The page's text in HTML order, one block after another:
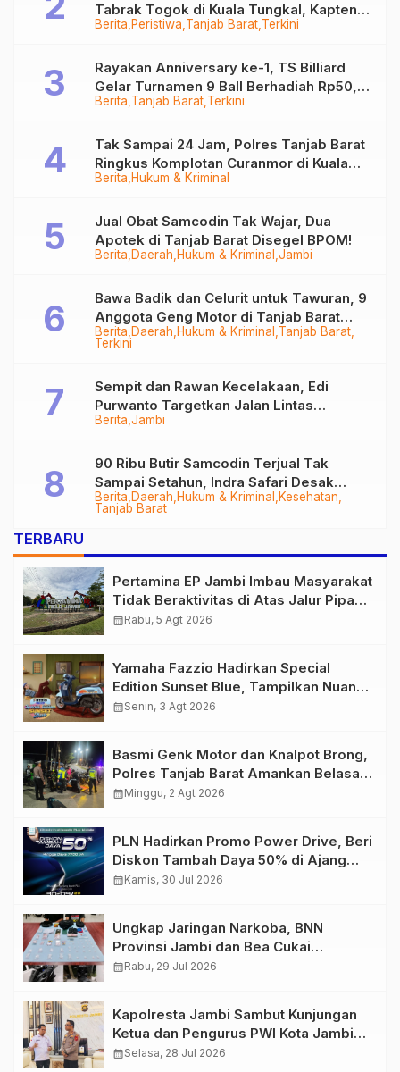
Berita Peristiwa Tanjab Barat Terkini
Tabrak Togok di Kuala Tungkal, Kapten
Sempat Hilang
Berita Tanjab Barat Terkini
Rayakan Anniversary ke-1, TS Billiard
Gelar Turnamen 9 Ball Berhadiah Rp50,8
Juta
Berita Hukum & Kriminal
Tak Sampai 24 Jam, Polres Tanjab Barat
Ringkus Komplotan Curanmor di Kuala
Tungkal
Berita Daerah Hukum & Kriminal Jambi
Jual Obat Samcodin Tak Wajar, Dua
Apotek di Tanjab Barat Disegel BPOM!
Berita Daerah Hukum & Kriminal Tanjab Barat
Terkini
Bawa Badik dan Celurit untuk Tawuran, 9
Anggota Geng Motor di Tanjab Barat
Diringkus
Berita Jambi
Sempit dan Rawan Kecelakaan, Edi
Purwanto Targetkan Jalan Lintas
Tungkal-Jambi Mulus di 2028
Berita Daerah Hukum & Kriminal
Kesehatan
Tanjab Barat
90 Ribu Butir Samcodin Terjual Tak
Sampai Setahun, Indra Safari Desak
Audit Menyeluruh
TERBARU
Pertamina EP Jambi Imbau Masyarakat
Tidak Beraktivitas di Atas Jalur Pipa
Migas Demi Keselamatan Bersama
calendar_monthRabu, 5 Agt 2026
Yamaha Fazzio Hadirkan Special
Edition Sunset Blue, Tampilkan Nuansa
Retro Summer yang Semakin Skena
calendar_monthSenin, 3 Agt 2026
Basmi Genk Motor dan Knalpot Brong,
Polres Tanjab Barat Amankan Belasan
Kendaraan
calendar_monthMinggu, 2 Agt 2026
PLN Hadirkan Promo Power Drive, Beri
Diskon Tambah Daya 50% di Ajang
GIIAS 2026
calendar_monthKamis, 30 Jul 2026
Ungkap Jaringan Narkoba, BNN
Provinsi Jambi dan Bea Cukai
Amankan Sembilan Pelaku beserta
calendar_monthRabu, 29 Jul 2026
Kapolresta Jambi Sambut Kunjungan
Ketua dan Pengurus PWI Kota Jambi
Perkuat Sinergi dan Kolaborasi
calendar_monthSelasa, 28 Jul 2026